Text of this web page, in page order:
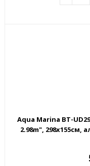
Aqua Marina BT-
2.98m", 298х155см,